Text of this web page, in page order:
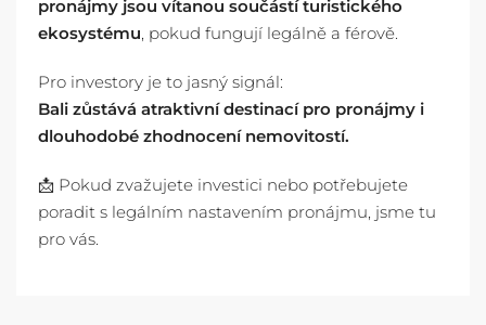
pronájmy jsou vítanou součástí turistického
ekosystému, pokud fungují legálně a férově.
Pro investory je to jasný signál:
Bali zůstává atraktivní destinací pro pronájmy i
dlouhodobé zhodnocení nemovitostí.
📩 Pokud zvažujete investici nebo potřebujete
poradit s legálním nastavením pronájmu, jsme tu
pro vás.